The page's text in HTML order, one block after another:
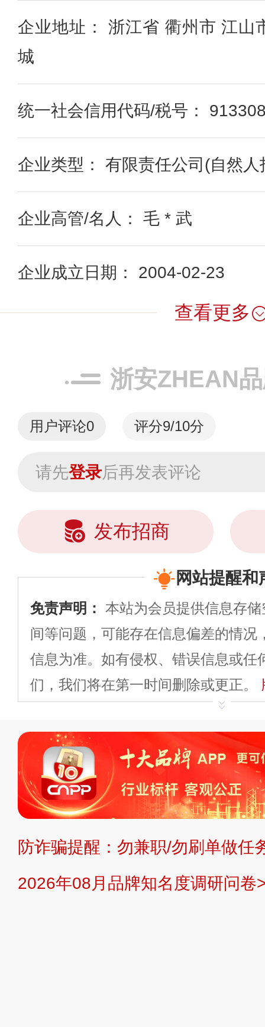
企业地址： 浙江省 衢州市 江山
城
统一社会信用代码/税号：
企业类型： 有限责任公司(自然人
企业高管/名人： 毛 * 武
企业成立日期： 2004-02-23
查看更多
浙安ZHEAN
用户评论0 评分9/10分
请先登录后再发表评论
发布招商
网站提醒和
免责声明： 本站为会员提供信息存
间等问题，可能存在信息偏差的情况
信息为准。如有侵权、错误信息或任
们，我们将在第一时间删除或更正。
平台自有内容（文字
标、LOGO 等）知识产权归本站所
复制、转载、商用。本站不生产产
不代理、不招商、不提供中介服务。
持投资购买的观点或意见，页面信息
提交说明： 快速提交发布>> 提交品
防诈骗提醒：勿兼职/勿刷单做任
2026年08月品牌知名度调研问卷